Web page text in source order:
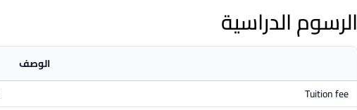
الرسوم الدراسية
الوصف
Tuition fee